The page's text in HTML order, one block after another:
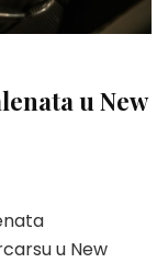
u New
u New